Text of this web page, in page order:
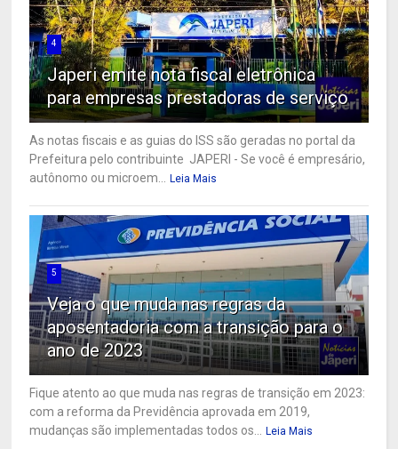
4
Japeri emite nota fiscal eletrônica
para empresas prestadoras de serviço
As notas fiscais e as guias do ISS são geradas no portal da
Prefeitura pelo contribuinte JAPERI - Se você é empresário,
autônomo ou microem...
Leia Mais
5
Veja o que muda nas regras da
aposentadoria com a transição para o
ano de 2023
Fique atento ao que muda nas regras de transição em 2023:
com a reforma da Previdência aprovada em 2019,
mudanças são implementadas todos os...
Leia Mais